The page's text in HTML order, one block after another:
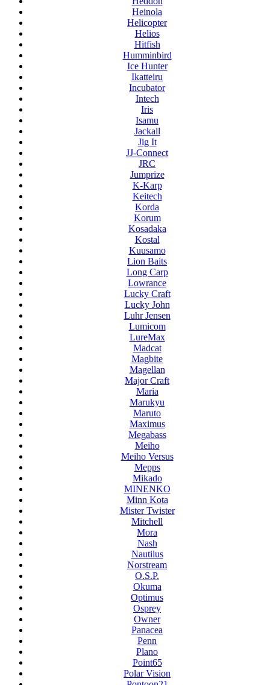
Heinola
Helicopter
Helios
Hitfish
Humminbird
Ice Hunter
Ikatteiru
Incubator
Intech
Iris
Isamu
Jackall
Jig It
JJ-Connect
JRC
Jumprize
K-Karp
Keitech
Korda
Korum
Kosadaka
Kostal
Kuusamo
Lion Baits
Long Carp
Lowrance
Lucky Craft
Lucky John
Luhr Jensen
Lumicom
LureMax
Madcat
Magbite
Magellan
Major Craft
Maria
Marukyu
Maruto
Maximus
Megabass
Meiho
Meiho Versus
Mepps
Mikado
MINENKO
Minn Kota
Mister Twister
Mitchell
Mora
Nash
Nautilus
Norstream
O.S.P.
Okuma
Optimus
Osprey
Owner
Panacea
Penn
Plano
Point65
Polar Vision